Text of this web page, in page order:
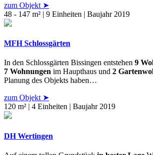
zum Objekt ➤
48 - 147 m² | 9 Einheiten | Baujahr 2019
MFH Schlossgärten
In den Schlossgärten Bissingen entstehen 9
7 Wohnungen im Haupthaus und 2
Planung des Objekts haben…
zum Objekt ➤
120 m² | 4 Einheiten | Baujahr 2019
DH Wertingen